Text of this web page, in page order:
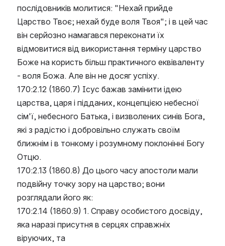
послідовників молитися: "Нехай прийде
Царство Твоє; нехай буде воля Твоя"; і в цей час
він серйозно намагався переконати їх
відмовитися від використання терміну царство
Боже на користь більш практичного еквіваленту
- воля Божа. Але він не досяг успіху.
170:2.12 (1860.7) Ісус бажав замінити ідею
царства, царя і підданих, концепцією небесної
сім'ї, небесного Батька, і визволених синів Бога,
які з радістю і добровільно служать своїм
ближнім і в тонкому і розумному поклонінні Богу
Отцю.
170:2.13 (1860.8) До цього часу апостоли мали
подвійну точку зору на царство; вони
розглядали його як:
170:2.14 (1860.9) 1. Справу особистого досвіду,
яка наразі присутня в серцях справжніх
віруючих, та